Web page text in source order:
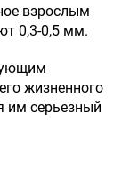
взрослым
0,3-0,5 мм.
жизненного
им серьезный